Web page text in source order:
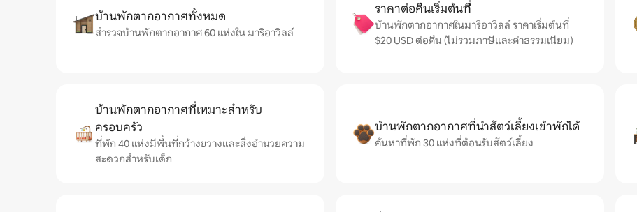
บ้านพักตากอากาศทั้งหมด
สำรวจบ้านพักตากอากาศ 60 แห่งใน มาริอาวิลล์
ราคาต่อคืนเริ่มต้นที่
บ้านพักตากอากาศในมาริอาวิลล์ ราคาเริ่มต้นที่
$20 USD ต่อคืน (ไม่รวมภาษีและค่าธรรมเนียม)
บ้านพักตากอากาศที่เหมาะสำหรับ
ครอบครัว
ที่พัก 40 แห่งมีพื้นที่กว้างขวางและสิ่งอำนวยความ
สะดวกสำหรับเด็ก
บ้านพักตากอากาศที่นำสัตว์เลี้ยงเข้าพักได้
ค้นหาที่พัก 30 แห่งที่ต้อนรับสัตว์เลี้ยง